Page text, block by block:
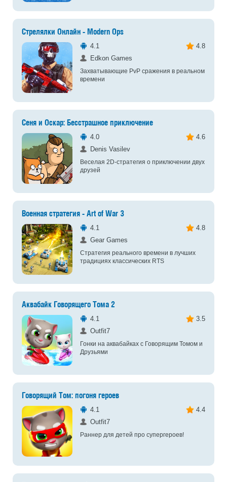
Стрелялки Онлайн - Modern Ops
4.1
4.8
Edkon Games
Захватывающие PvP сражения в реальном
времени
Сеня и Оскар: Бесстрашное приключение
4.0
4.6
Denis Vasilev
Веселая 2D-стратегия о приключении двух
друзей
Военная стратегия - Art of War 3
4.1
4.8
Gear Games
Стратегия реального времени в лучших
традициях классических RTS
Аквабайк Говорящего Тома 2
4.1
3.5
Outfit7
Гонки на аквабайках с Говорящим Томом и
Друзьями
Говорящий Том: погоня героев
4.1
4.4
Outfit7
Раннер для детей про супергероев!